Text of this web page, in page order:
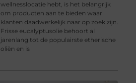
wellnesslocatie hebt, is het belangrijk
om producten aan te bieden waar
klanten daadwerkelijk naar op zoek zijn.
Frisse eucalyptusolie behoort al
jarenlang tot de populairste etherische
oliën en is